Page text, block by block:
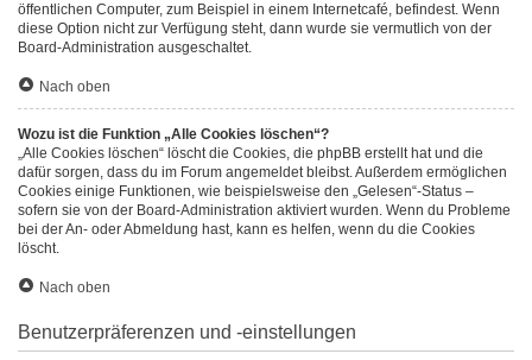
öffentlichen Computer, zum Beispiel in einem Internetcafé, befindest. Wenn
diese Option nicht zur Verfügung steht, dann wurde sie vermutlich von der
Board-Administration ausgeschaltet.
Nach oben
Wozu ist die Funktion „Alle Cookies löschen“?
„Alle Cookies löschen“ löscht die Cookies, die phpBB erstellt hat und die
dafür sorgen, dass du im Forum angemeldet bleibst. Außerdem ermöglichen
Cookies einige Funktionen, wie beispielsweise den „Gelesen“-Status –
sofern sie von der Board-Administration aktiviert wurden. Wenn du Probleme
bei der An- oder Abmeldung hast, kann es helfen, wenn du die Cookies
löscht.
Nach oben
Benutzerpräferenzen und -einstellungen